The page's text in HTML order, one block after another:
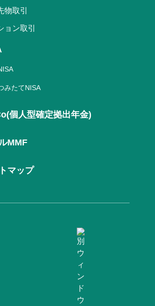
物取引
ョン取引
みたてNISA
個人型確定拠出年金)
MMF
マップ